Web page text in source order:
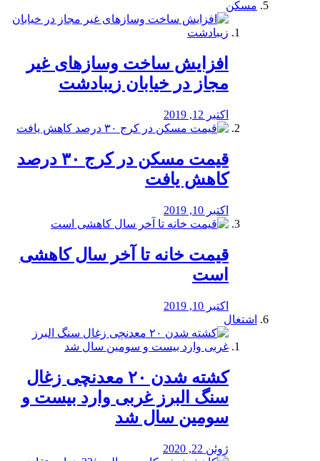
مسکن
افزایش ساخت وسازهای غیر
مجاز در خیابان زیبادشت
اکتبر 12, 2019
️قیمت مسکن در کرج ۳۰ درصد
کاهش یافت
اکتبر 10, 2019
قیمت خانه تا آخر سال کاهشی
است
اکتبر 10, 2019
اشتغال
کشته شدن ۲۰ معدنچی زغال
سنگ البرز غربی وارد بیست و
سومین سال شد
ژوئن 22, 2020